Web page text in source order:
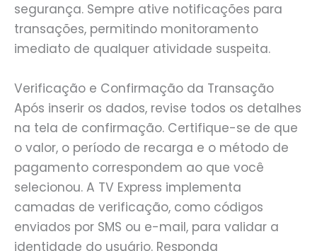
segurança. Sempre ative notificações para
transações, permitindo monitoramento
imediato de qualquer atividade suspeita.
Verificação e Confirmação da Transação
Após inserir os dados, revise todos os detalhes
na tela de confirmação. Certifique-se de que
o valor, o período de recarga e o método de
pagamento correspondem ao que você
selecionou. A TV Express implementa
camadas de verificação, como códigos
enviados por SMS ou e-mail, para validar a
identidade do usuário. Responda